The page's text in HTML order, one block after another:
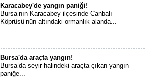
Karacabey'de yangın paniği!
Bursa’nın Karacabey ilçesinde Canbalı
Köprüsü’nün altındaki ormanlık alanda...
Bursa'da araçta yangın!
Bursa’da seyir halindeki araçta çıkan yangın
paniğe...